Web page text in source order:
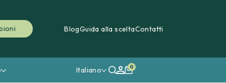
BlogGuida alla sceltaContatti
Italiano 0